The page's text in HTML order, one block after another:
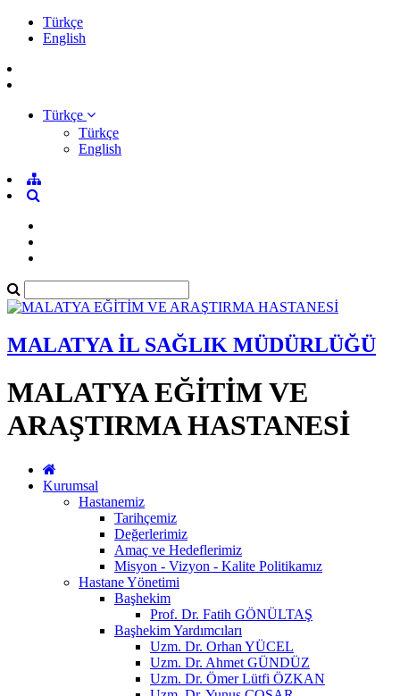
Türkçe
English
Türkçe
Türkçe
English
MALATYA İL SAĞLIK MÜDÜRLÜĞÜ
MALATYA EĞİTİM VE
ARAŞTIRMA HASTANESİ
Kurumsal
Hastanemiz
Tarihçemiz
Değerlerimiz
Amaç ve Hedeflerimiz
Misyon - Vizyon - Kalite Politikamız
Hastane Yönetimi
Başhekim
Prof. Dr. Fatih GÖNÜLTAŞ
Başhekim Yardımcıları
Uzm. Dr. Orhan YÜCEL
Uzm. Dr. Ahmet GÜNDÜZ
Uzm. Dr. Ömer Lütfi ÖZKAN